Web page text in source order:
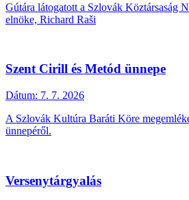
Gútára látogatott a Szlovák Köztársaság
elnöke, Richard Raši
Szent Cirill és Metód ünnepe
Dátum: 7. 7. 2026
A Szlovák Kultúra Baráti Köre
ünnepéről.
Versenytárgyalás